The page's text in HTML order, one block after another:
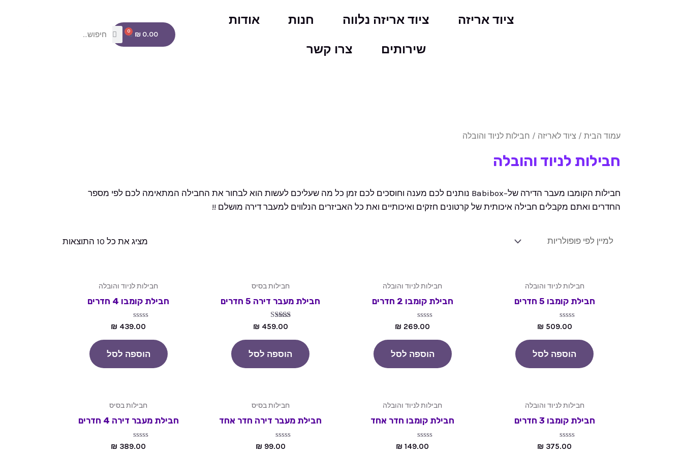
ציוד אריזה ציוד אריזה נלווה חנות אודות
שירותים צרו קשר
₪ 0.00
0עגלת
קניות
חיפושחיפוש
עמוד הבית / ציוד לאריזה / חבילות לניוד והובלה
חבילות לניוד והובלה
חבילות הקומבו מעבר הדירה של–Babibox נותנים לכם מענה וחוסכים לכם זמן כל מה שעליכם לעשות הוא לבחור את החבילה המתאימה לכם לפי מספר
החדרים ואתם מקבלים חבילה איכותית של קרטונים חזקים ואיכותיים ואת כל האביזרים הנלווים למעבר דירה מושלם !!
מציג את כל 10 התוצאות
חבילות לניוד והובלה
חבילת קומבו 5 חדרים
דורג
מתוך
₪ 509.00
הוספה לסל
חבילות לניוד והובלה
חבילת קומבו 2 חדרים
דורג
מתוך
₪ 269.00
הוספה לסל
חבילות בסיס
חבילת מעבר דירה 5 חדרים
דורג
מתוך 5
₪ 459.00
הוספה לסל
חבילות לניוד והובלה
חבילת קומבו 4 חדרים
דורג
מתוך
₪ 439.00
הוספה לסל
חבילות לניוד והובלה
חבילת קומבו 3 חדרים
דורג
₪ 375.00
חבילות לניוד והובלה
חבילת קומבו חדר אחד
דורג
₪ 149.00
חבילות בסיס
חבילת מעבר דירה חדר אחד
דורג
₪ 99.00
חבילות בסיס
חבילת מעבר דירה 4 חדרים
דורג
₪ 389.00